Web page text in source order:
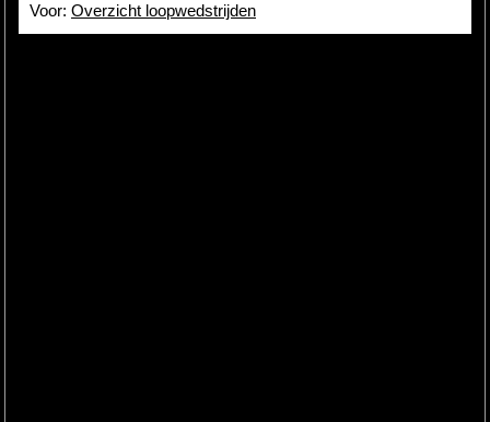
Voor: Overzicht loopwedstrijden